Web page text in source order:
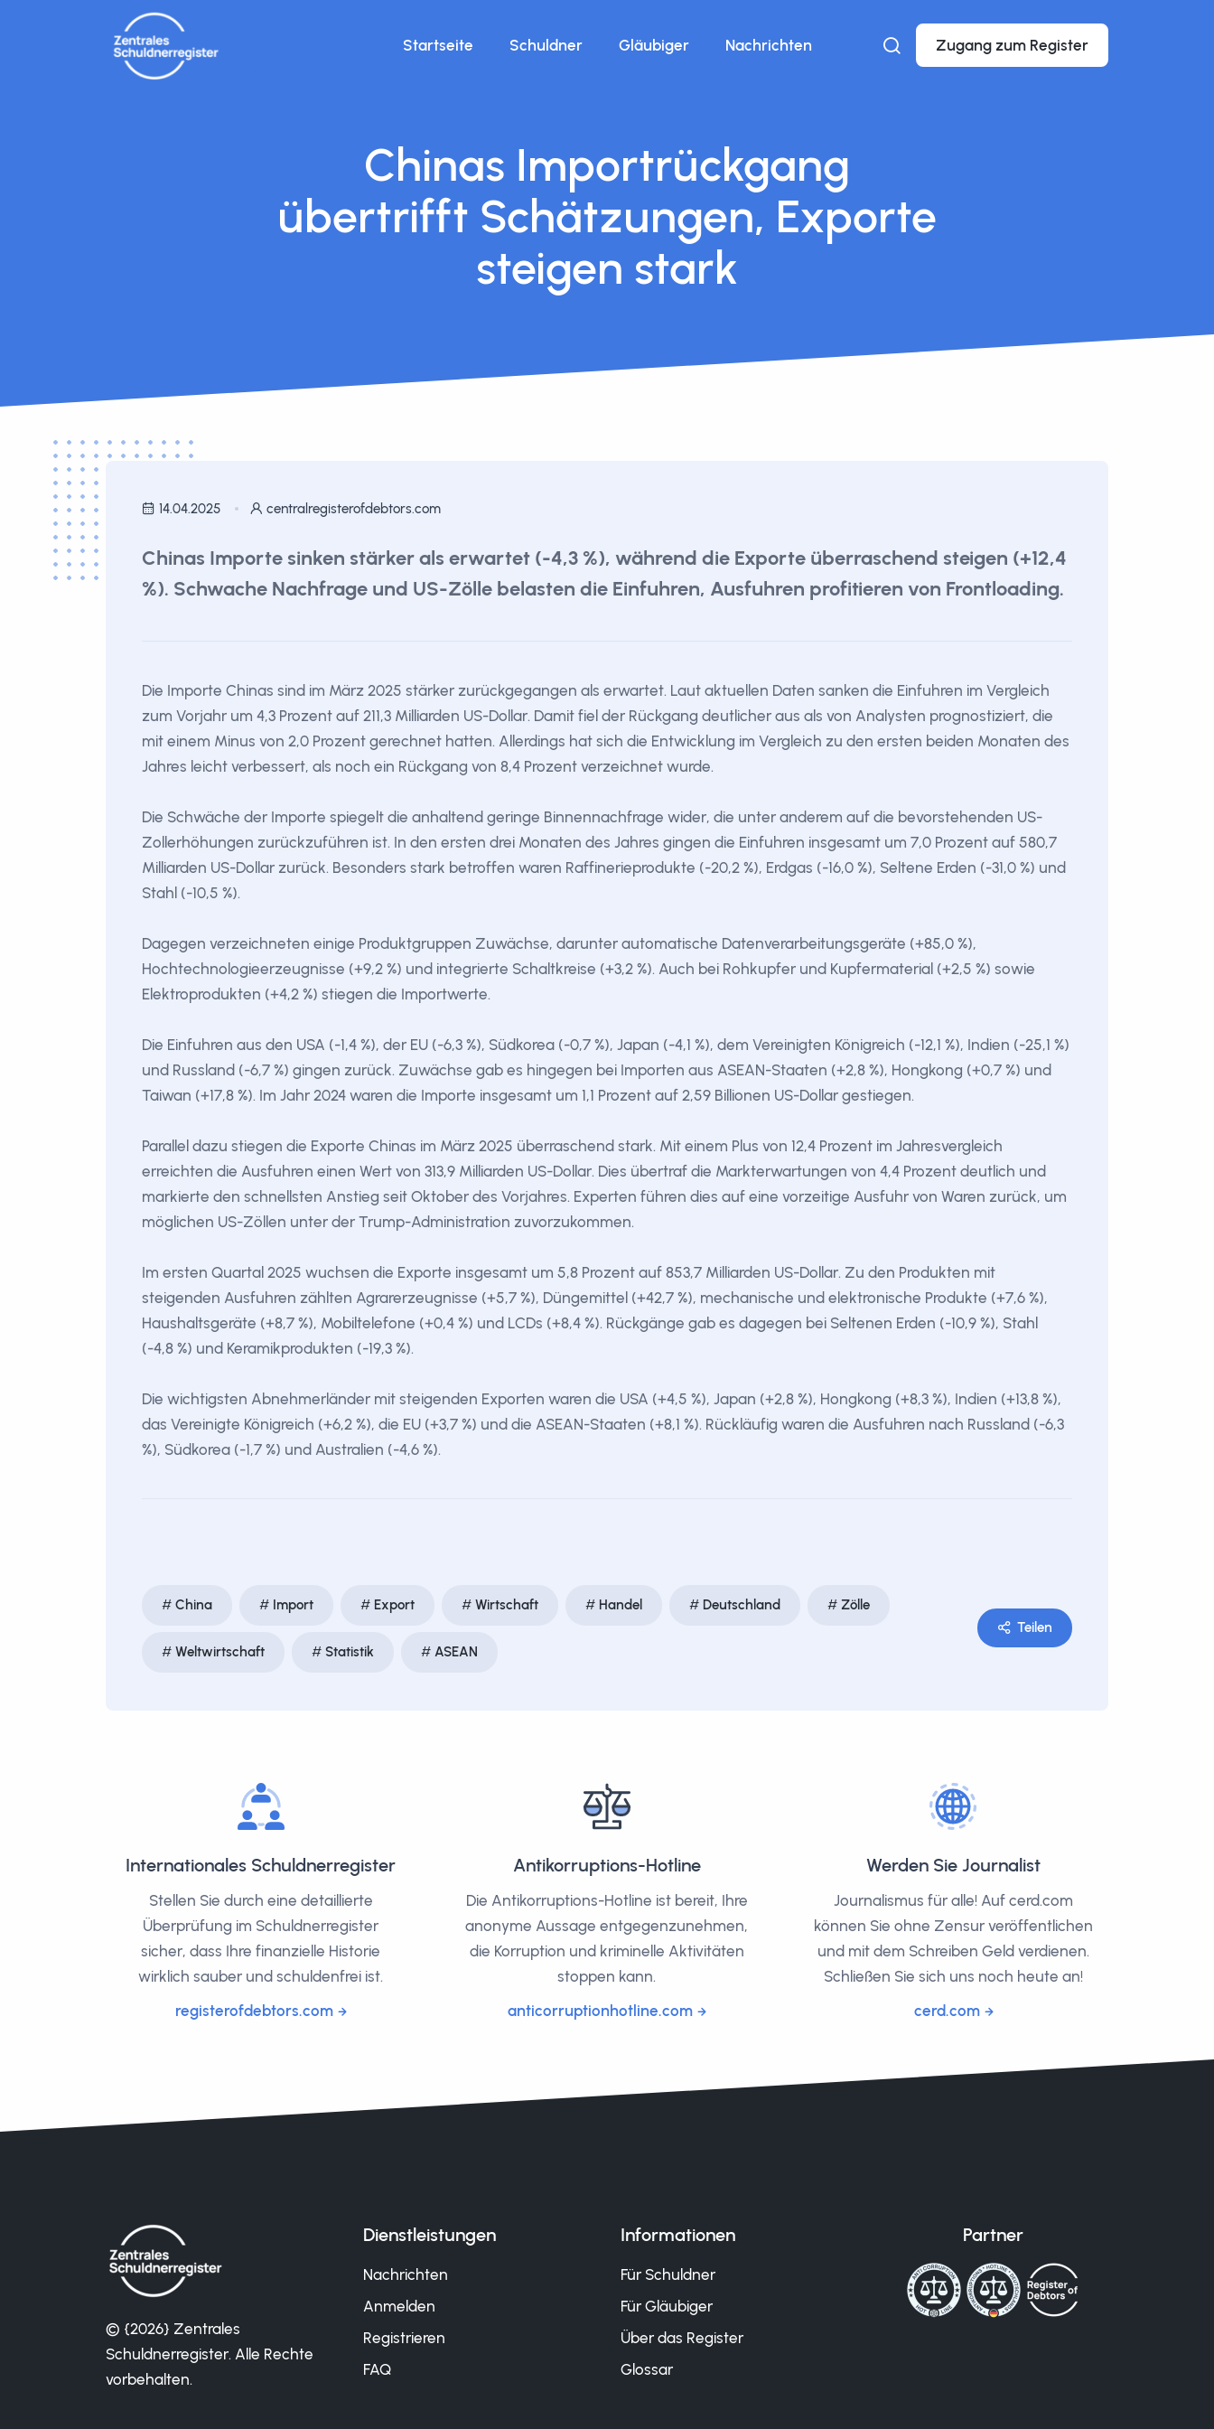
Startseite Schuldner Gläubiger Nachrichten Zugang zum Register
Chinas Importrückgang
übertrifft Schätzungen, Exporte
steigen stark
14.04.2025 centralregisterofdebtors.com
Chinas Importe sinken stärker als erwartet (-4,3 %), während die Exporte überraschend steigen (+12,4
%). Schwache Nachfrage und US-Zölle belasten die Einfuhren, Ausfuhren profitieren von Frontloading.
Die Importe Chinas sind im März 2025 stärker zurückgegangen als erwartet. Laut aktuellen Daten sanken die Einfuhren im Vergleich
zum Vorjahr um 4,3 Prozent auf 211,3 Milliarden US-Dollar. Damit fiel der Rückgang deutlicher aus als von Analysten prognostiziert, die
mit einem Minus von 2,0 Prozent gerechnet hatten. Allerdings hat sich die Entwicklung im Vergleich zu den ersten beiden Monaten des
Jahres leicht verbessert, als noch ein Rückgang von 8,4 Prozent verzeichnet wurde.
Die Schwäche der Importe spiegelt die anhaltend geringe Binnennachfrage wider, die unter anderem auf die bevorstehenden US-
Zollerhöhungen zurückzuführen ist. In den ersten drei Monaten des Jahres gingen die Einfuhren insgesamt um 7,0 Prozent auf 580,7
Milliarden US-Dollar zurück. Besonders stark betroffen waren Raffinerieprodukte (-20,2 %), Erdgas (-16,0 %), Seltene Erden (-31,0 %) und
Stahl (-10,5 %).
Dagegen verzeichneten einige Produktgruppen Zuwächse, darunter automatische Datenverarbeitungsgeräte (+85,0 %),
Hochtechnologieerzeugnisse (+9,2 %) und integrierte Schaltkreise (+3,2 %). Auch bei Rohkupfer und Kupfermaterial (+2,5 %) sowie
Elektroprodukten (+4,2 %) stiegen die Importwerte.
Die Einfuhren aus den USA (-1,4 %), der EU (-6,3 %), Südkorea (-0,7 %), Japan (-4,1 %), dem Vereinigten Königreich (-12,1 %), Indien (-25,1 %)
und Russland (-6,7 %) gingen zurück. Zuwächse gab es hingegen bei Importen aus ASEAN-Staaten (+2,8 %), Hongkong (+0,7 %) und
Taiwan (+17,8 %). Im Jahr 2024 waren die Importe insgesamt um 1,1 Prozent auf 2,59 Billionen US-Dollar gestiegen.
Parallel dazu stiegen die Exporte Chinas im März 2025 überraschend stark. Mit einem Plus von 12,4 Prozent im Jahresvergleich
erreichten die Ausfuhren einen Wert von 313,9 Milliarden US-Dollar. Dies übertraf die Markterwartungen von 4,4 Prozent deutlich und
markierte den schnellsten Anstieg seit Oktober des Vorjahres. Experten führen dies auf eine vorzeitige Ausfuhr von Waren zurück, um
möglichen US-Zöllen unter der Trump-Administration zuvorzukommen.
Im ersten Quartal 2025 wuchsen die Exporte insgesamt um 5,8 Prozent auf 853,7 Milliarden US-Dollar. Zu den Produkten mit
steigenden Ausfuhren zählten Agrarerzeugnisse (+5,7 %), Düngemittel (+42,7 %), mechanische und elektronische Produkte (+7,6 %),
Haushaltsgeräte (+8,7 %), Mobiltelefone (+0,4 %) und LCDs (+8,4 %). Rückgänge gab es dagegen bei Seltenen Erden (-10,9 %), Stahl
(-4,8 %) und Keramikprodukten (-19,3 %).
Die wichtigsten Abnehmerländer mit steigenden Exporten waren die USA (+4,5 %), Japan (+2,8 %), Hongkong (+8,3 %), Indien (+13,8 %),
das Vereinigte Königreich (+6,2 %), die EU (+3,7 %) und die ASEAN-Staaten (+8,1 %). Rückläufig waren die Ausfuhren nach Russland (-6,3
%), Südkorea (-1,7 %) und Australien (-4,6 %).
China Import Export Wirtschaft Handel Deutschland Zölle
Weltwirtschaft Statistik ASEAN
Teilen
Internationales Schuldnerregister
Stellen Sie durch eine detaillierte
Überprüfung im Schuldnerregister
sicher, dass Ihre finanzielle Historie
wirklich sauber und schuldenfrei ist.
registerofdebtors.com
Antikorruptions-Hotline
Die Antikorruptions-Hotline ist bereit, Ihre
anonyme Aussage entgegenzunehmen,
die Korruption und kriminelle Aktivitäten
stoppen kann.
anticorruptionhotline.com
Werden Sie Journalist
Journalismus für alle! Auf cerd.com
können Sie ohne Zensur veröffentlichen
und mit dem Schreiben Geld verdienen.
Schließen Sie sich uns noch heute an!
cerd.com
© {2026} Zentrales
Schuldnerregister. Alle Rechte
vorbehalten.
Dienstleistungen
Nachrichten
Anmelden
Registrieren
FAQ
Informationen
Für Schuldner
Für Gläubiger
Über das Register
Glossar
Partner